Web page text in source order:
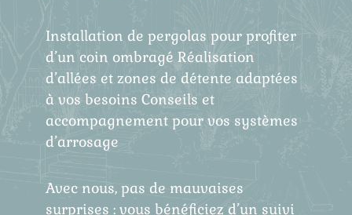
Installation de pergolas pour profiter
d’un coin ombragé Réalisation
d’allées et zones de détente adaptées
à vos besoins Conseils et
accompagnement pour vos systèmes
d’arrosage
Avec nous, pas de mauvaises
surprises : vous bénéficiez d’un suivi